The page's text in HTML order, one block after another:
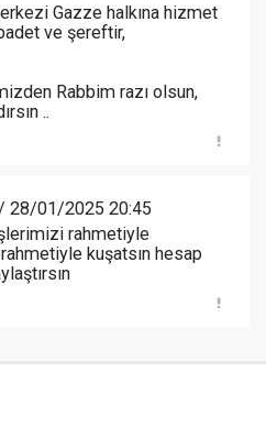
Gazze halkına hizmet
ve şereftir,
Rabbim razı olsun,
..
28/01/2025 20:45
rahmetiyle
kuşatsın hesap